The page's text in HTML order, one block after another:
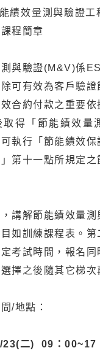
績效量測與驗證工
程簡章
與驗證(M&V)係
可有效為客戶驗證
合約付款之重要依
取得「節能績效量
執行「節能績效保
第十一點所規定之
講解節能績效量測
如訓練課程表。第
考試時間，報名同
擇之後隨其它梯次
/地點：
二) 09：00~17